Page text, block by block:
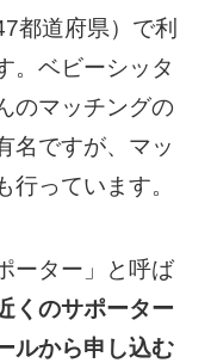
都道府県）で利
。ベビーシッタ
のマッチングの
名ですが、マッ
っています。
ーター」と呼ば
くのサポーター
ルから申し込む